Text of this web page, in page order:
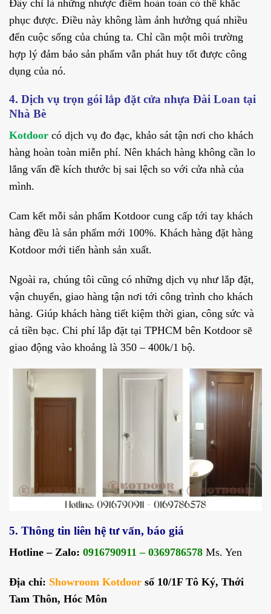
Đây chỉ là những nhược điểm hoàn toàn có thể khắc
phục được. Điều này không làm ảnh hưởng quá nhiều
đến cuộc sống của chúng ta. Chỉ cần một môi trường
hợp lý đảm bảo sản phẩm vẫn phát huy tốt được công
dụng của nó.
4. Dịch vụ trọn gói lắp đặt cửa nhựa Đài Loan tại
Nhà Bè
Kotdoor có dịch vụ đo đạc, khảo sát tận nơi cho khách
hàng hoàn toàn miễn phí. Nên khách hàng không cần lo
lắng vấn đề kích thước bị sai lệch so với cửa nhà của
mình.
Cam kết mỗi sản phẩm Kotdoor cung cấp tới tay khách
hàng đều là sản phẩm mới 100%. Khách hàng đặt hàng
Kotdoor mới tiến hành sản xuất.
Ngoài ra, chúng tôi cũng có những dịch vụ như lắp đặt,
vận chuyển, giao hàng tận nơi tới công trình cho khách
hàng. Giúp khách hàng tiết kiệm thời gian, công sức và
cả tiền bạc. Chi phí lắp đặt tại TPHCM bên Kotdoor sẽ
giao động vào khoảng là 350 – 400k/1 bộ.
5. Thông tin liên hệ tư vấn, báo giá
Hotline – Zalo: 0916790911 – 0369786578 Ms. Yen
Địa chỉ: Showroom Kotdoor số 10/1F Tô Ký, Thới
Tam Thôn, Hóc Môn